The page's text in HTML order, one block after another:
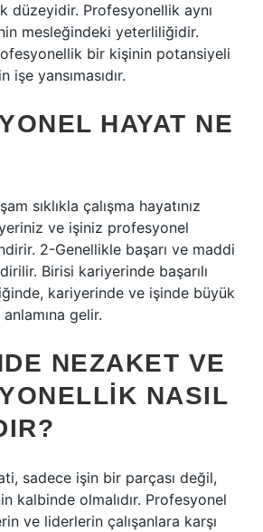
düzeyidir. Profesyonellik aynı
mesleğindeki yeterliliğidir.
bir kişinin potansiyeli
yansımasıdır.
HAYAT NE
sıklıkla çalışma hayatınız
ve işiniz profesyonel
2-Genellikle başarı ve maddi
Birisi kariyerinde başarılı
kariyerinde ve işinde büyük
gelir.
NEZAKET VE
NASIL
sadece işin bir parçası değil,
kalbinde olmalıdır. Profesyonel
ve liderlerin çalışanlara karşı